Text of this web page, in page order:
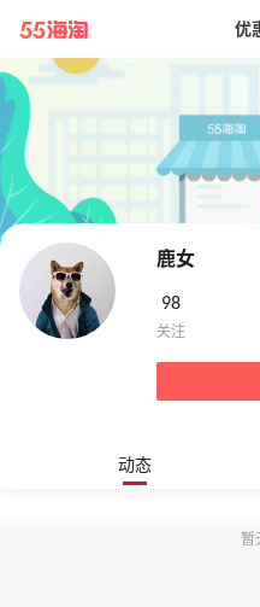
带你去官网买正品
优
鹿女
98
动态
暂